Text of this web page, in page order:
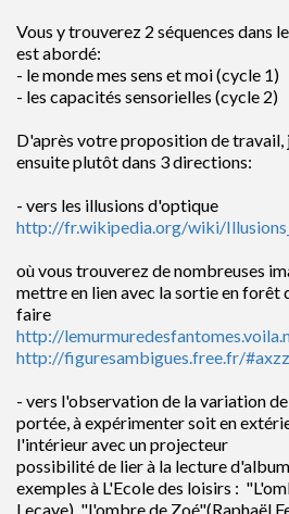
Vous y trouverez 2 séquences dans
est abordé:
- le monde mes sens et moi (cycle 1)
- les capacités sensorielles (cycle 2)
D'après votre proposition de travail,
ensuite plutôt dans 3 directions:
- vers les illusions d'optique
http://fr.wikipedia.org/wiki/
où vous trouverez de nombreuses
mettre en lien avec la sortie en forêt
faire
http://
http://figuresambigues.free.fr/
- vers l'observation de la variation
portée, à expérimenter soit en
l'intérieur avec un projecteur
possibilité de lier à la lecture
exemples à L'Ecole des loisirs :
Lecaye), "l'ombre de Zoé"(Raphaël